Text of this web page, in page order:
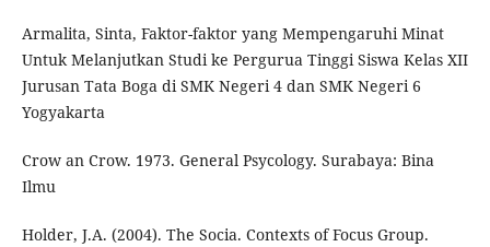
Armalita, Sinta, Faktor-faktor yang Mempengaruhi Minat
Untuk Melanjutkan Studi ke Pergurua Tinggi Siswa Kelas XII
Jurusan Tata Boga di SMK Negeri 4 dan SMK Negeri 6
Yogyakarta
Crow an Crow. 1973. General Psycology. Surabaya: Bina
Ilmu
Holder, J.A. (2004). The Socia. Contexts of Focus Group.